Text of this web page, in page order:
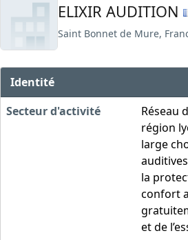
ELIXIR AUDITION
Saint Bonnet de Mure,
Identité
Secteur d'activité
Réseau
région
large
la
confort
et de